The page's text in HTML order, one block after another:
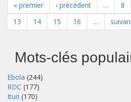
« premier ‹ précédent … 8
13
14 15 16 …
Mots-clés
Ebola (244)
RDC (177)
Ituri (170)